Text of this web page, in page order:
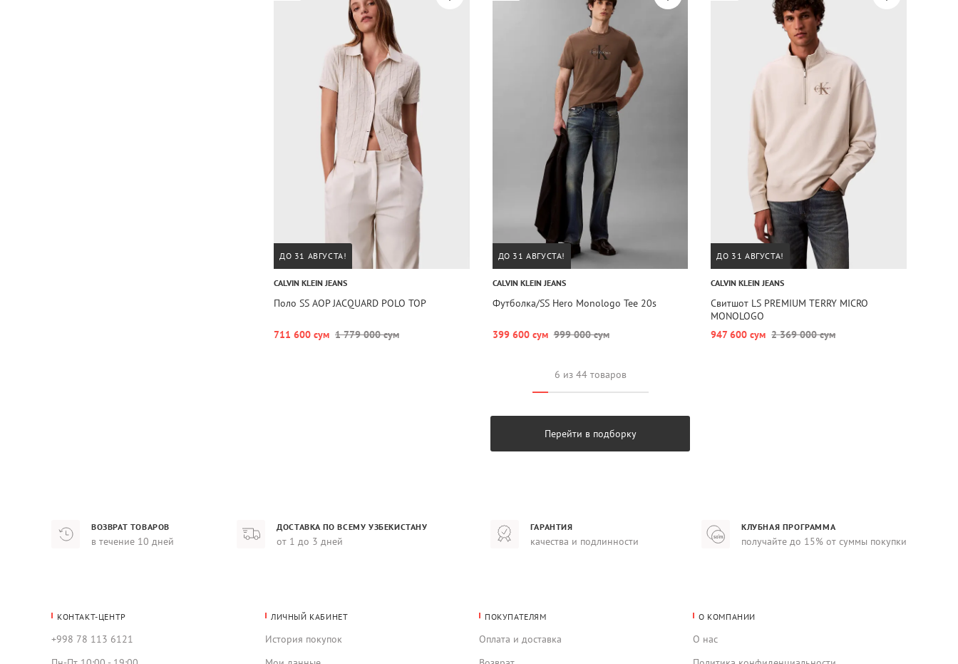
ДО 31 АВГУСТА!
CALVIN KLEIN JEANS
Поло SS AOP JACQUARD POLO TOP
711 600 сум 1 779 000 сум
ДО 31 АВГУСТА!
CALVIN KLEIN JEANS
Футболка/SS Hero Monologo Tee 20s
399 600 сум 999 000 сум
ДО 31 АВГУСТА!
CALVIN KLEIN JEANS
Свитшот LS PREMIUM TERRY MICRO
MONOLOGO
947 600 сум 2 369 000 сум
6 из 44 товаров
Перейти в подборку
ВОЗВРАТ ТОВАРОВ
в течение 10 дней
ДОСТАВКА ПО ВСЕМУ УЗБЕКИСТАНУ
от 1 до 3 дней
ГАРАНТИЯ
качества и подлинности
КЛУБНАЯ ПРОГРАММА
получайте до 15% от суммы покупки
КОНТАКТ-ЦЕНТР
+998 78 113 6121
ЛИЧНЫЙ КАБИНЕТ
История покупок
ПОКУПАТЕЛЯМ
Оплата и доставка
О КОМПАНИИ
О нас